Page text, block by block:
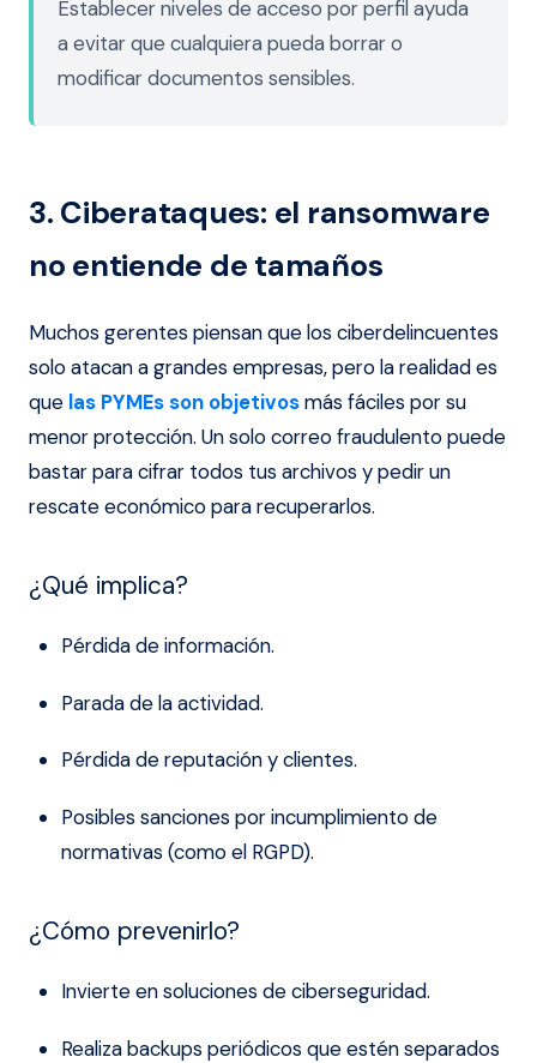
Establecer niveles de acceso por perfil ayuda
a evitar que cualquiera pueda borrar o
modificar documentos sensibles.
3. Ciberataques: el ransomware
no entiende de tamaños
Muchos gerentes piensan que los ciberdelincuentes
solo atacan a grandes empresas, pero la realidad es
que las PYMEs son objetivosmás fáciles por su
menor protección. Un solo correo fraudulento puede
bastar para cifrar todos tus archivos y pedir un
rescate económico para recuperarlos.
¿Qué implica?
Pérdida de información.
Parada de la actividad.
Pérdida de reputación y clientes.
Posibles sanciones por incumplimiento de
normativas (como el RGPD).
¿Cómo prevenirlo?
Invierte en soluciones de ciberseguridad.
Realiza backups periódicos que estén separados